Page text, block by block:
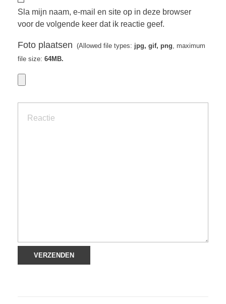
Sla mijn naam, e-mail en site op in deze browser
voor de volgende keer dat ik reactie geef.
Foto plaatsen (Allowed file types: jpg, gif, png, maximum
file size: 64MB.